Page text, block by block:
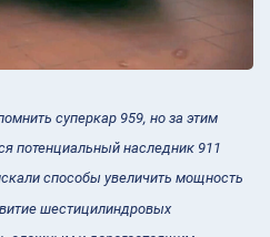
суперкар 959, но за этим
потенциальный наследник 911
способы увеличить мощность
шестицилиндровых